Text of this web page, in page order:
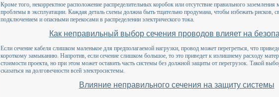
Кроме того, некорректное расположение распределительных коробок или отсутствие правильного заземления
проблемы в эксплуатации. Каждая деталь схемы должна быть тщательно продумана, чтобы избежать рисков,
подключением и опасными перекосами в распределении электрического тока.
Как неправильный выбор сечения проводов влияет на
Если сечение кабеля слишком маленькое для предполагаемой нагрузки, провод может перегреться, что
короткому замыканию. Напротив, если сечение слишком большое, то это приведет к излишнему расходу
стоимости проекта, но при этом может оставить часть системы без должной защиты от перегрузок. Такой
сказаться на долговечности всей электросистемы.
Влияние неправильного сечения на защиту системы